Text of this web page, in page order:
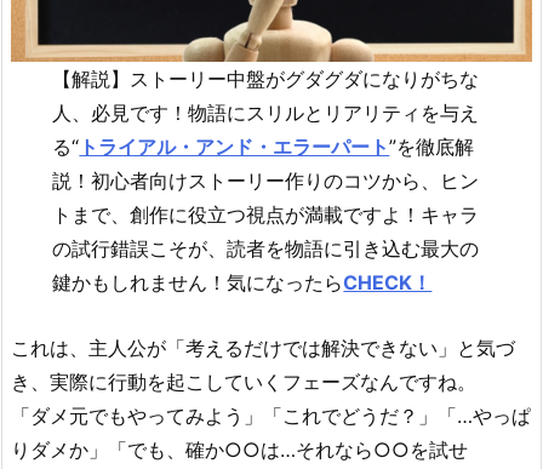
【解説】ストーリー中盤がグダグダになりがちな
人、必見です！物語にスリルとリアリティを与え
る“ トライアル・アンド・エラーパート”を徹底解
説！初心者向けストーリー作りのコツから、ヒン
トまで、創作に役立つ視点が満載ですよ！キャラ
の試行錯誤こそが、読者を物語に引き込む最大の
鍵かもしれません！気になったらCHECK！
これは、主人公が「考えるだけでは解決できない」と気づ
き、実際に行動を起こしていくフェーズなんですね。
「ダメ元でもやってみよう」「これでどうだ？」「…やっぱ
りダメか」「でも、確か○○は…それなら○○を試せ